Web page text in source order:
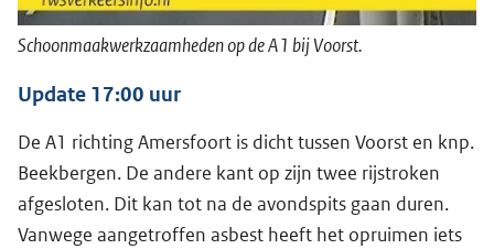
Schoonmaakwerkzaamheden op de A1 bij Voorst.
Update 17:00 uur
De A1 richting Amersfoort is dicht tussen Voorst en knp.
Beekbergen. De andere kant op zijn twee rijstroken
afgesloten. Dit kan tot na de avondspits gaan duren.
Vanwege aangetroffen asbest heeft het opruimen iets